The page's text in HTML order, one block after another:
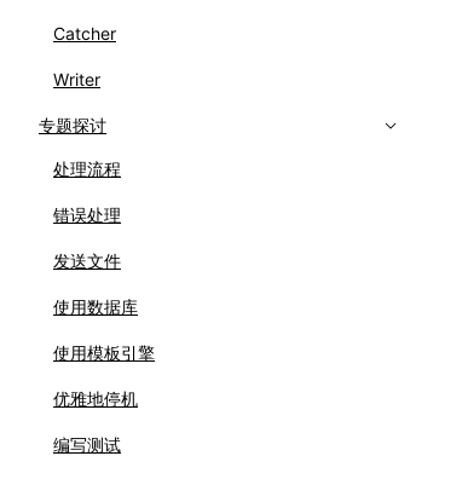
Catcher
Writer
专题探讨
处理流程
错误处理
发送文件
使用数据库
使用模板引擎
优雅地停机
编写测试